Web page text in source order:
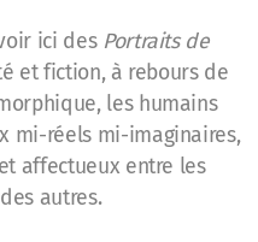
ici des Portraits de
et fiction, à rebours de
les humains
mi-réels mi-imaginaires,
affectueux entre les
autres.